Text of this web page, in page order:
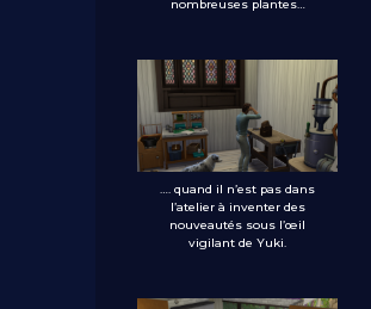
nombreuses plantes…
…. quand il n’est pas dans
l’atelier à inventer des
nouveautés sous l’œil
vigilant de Yuki.